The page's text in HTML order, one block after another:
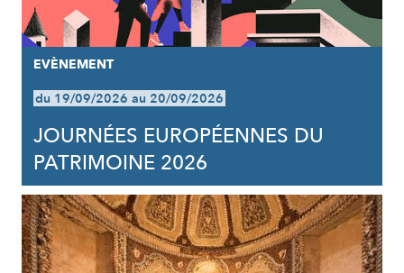
EVÈNEMENT
du 19/09/2026 au 20/09/2026
JOURNÉES EUROPÉENNES DU
PATRIMOINE 2026